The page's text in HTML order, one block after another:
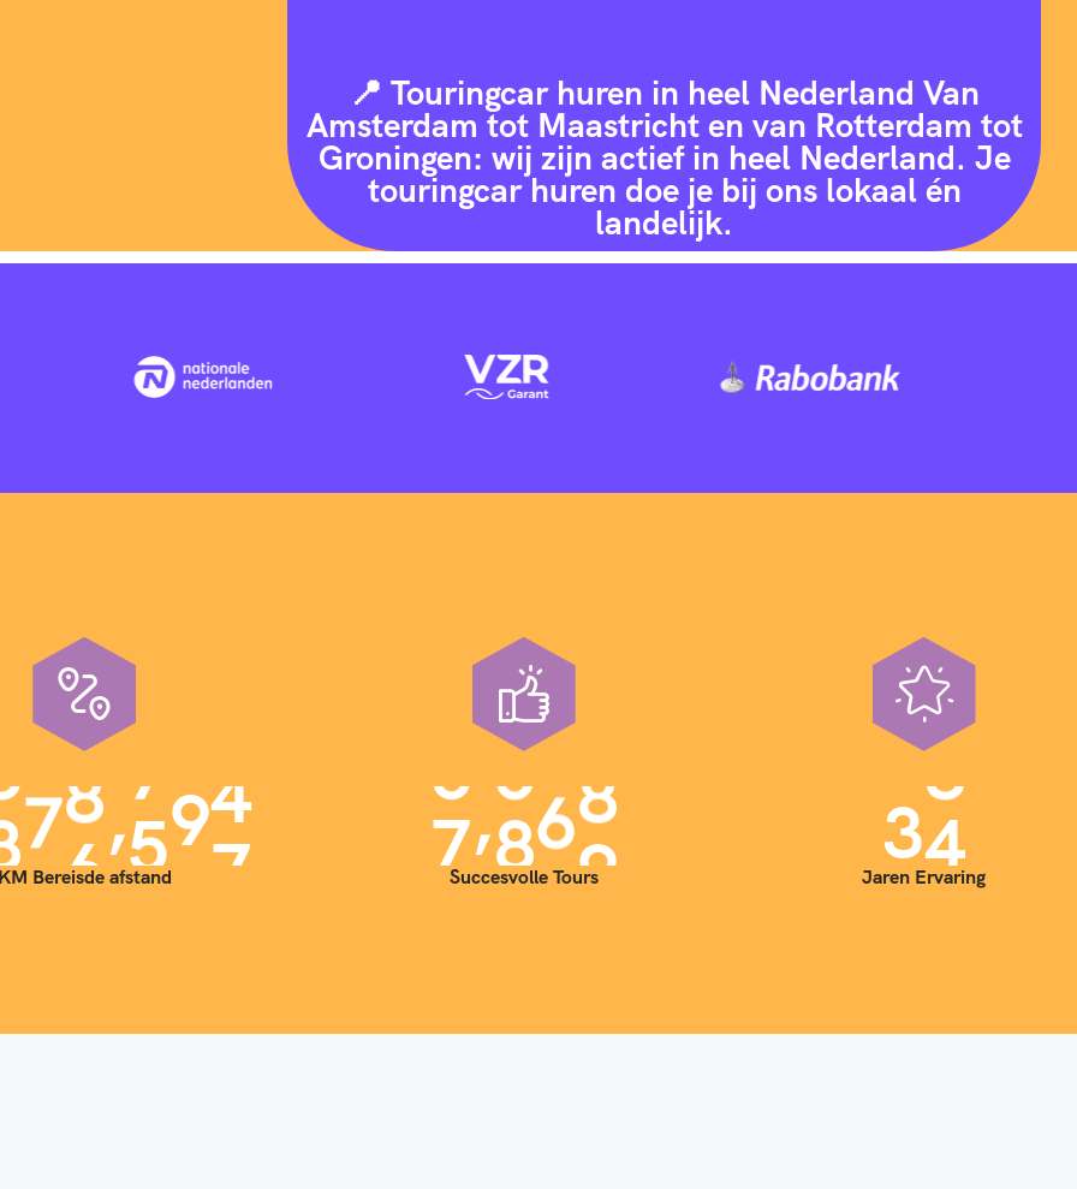
📍 Touringcar huren in heel Nederland Van
Amsterdam tot Maastricht en van Rotterdam tot
Groningen: wij zijn actief in heel Nederland. Je
touringcar huren doe je bij ons lokaal én
landelijk.
00,000
KM Bereisde afstand
7,000
Succesvolle Tours
35
Jaren Ervaring